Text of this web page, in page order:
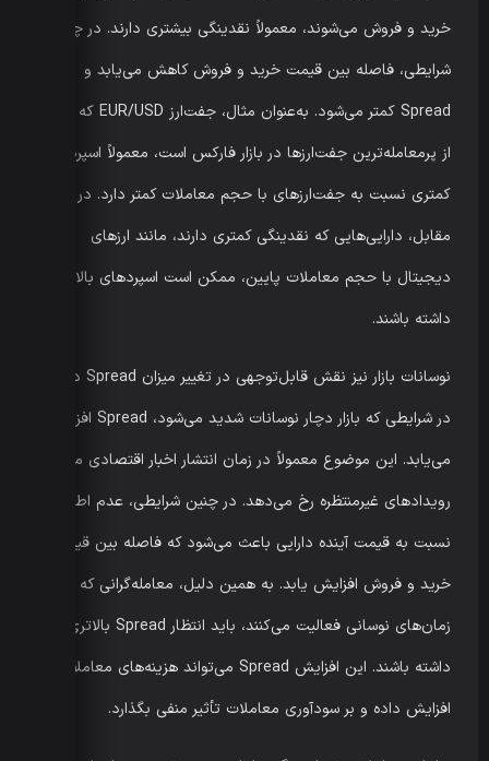
خرید و فروش می‌شوند، معمولاً نقدینگی بیشتری دارند. در چنین
شرایطی، فاصله بین قیمت خرید و فروش کاهش می‌یابد و
Spread کمتر می‌شود. به‌عنوان مثال، جفت‌ارز EUR/USD که یکی
از پرمعامله‌ترین جفت‌ارزها در بازار فارکس است، معمولاً اسپرد
کمتری نسبت به جفت‌ارزهای با حجم معاملات کمتر دارد. در
مقابل، دارایی‌هایی که نقدینگی کمتری دارند، مانند ارزهای
دیجیتال با حجم معاملات پایین، ممکن است اسپردهای بالاتری
داشته باشند.
نوسانات بازار نیز نقش قابل‌توجهی در تغییر میزان Spread دارد.
در شرایطی که بازار دچار نوسانات شدید می‌شود، Spread افزایش
می‌یابد. این موضوع معمولاً در زمان انتشار اخبار اقتصادی مهم یا
رویدادهای غیرمنتظره رخ می‌دهد. در چنین شرایطی، عدم اطمینان
نسبت به قیمت آینده دارایی باعث می‌شود که فاصله بین قیمت
خرید و فروش افزایش یابد. به همین دلیل، معامله‌گرانی که در
زمان‌های نوسانی فعالیت می‌کنند، باید انتظار Spread بالاتری را
داشته باشند. این افزایش Spread می‌تواند هزینه‌های معاملاتی را
افزایش داده و بر سودآوری معاملات تأثیر منفی بگذارد.